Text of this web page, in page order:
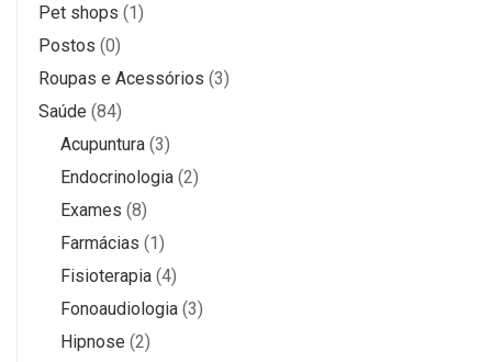
Pet shops (1)
Postos (0)
Roupas e Acessórios (3)
Saúde (84)
Acupuntura (3)
Endocrinologia (2)
Exames (8)
Farmácias (1)
Fisioterapia (4)
Fonoaudiologia (3)
Hipnose (2)